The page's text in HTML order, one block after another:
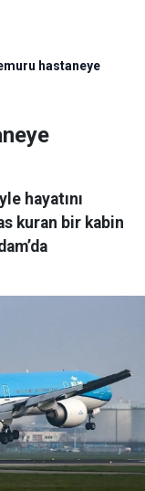
hastaneye
hayatını
kuran bir kabin